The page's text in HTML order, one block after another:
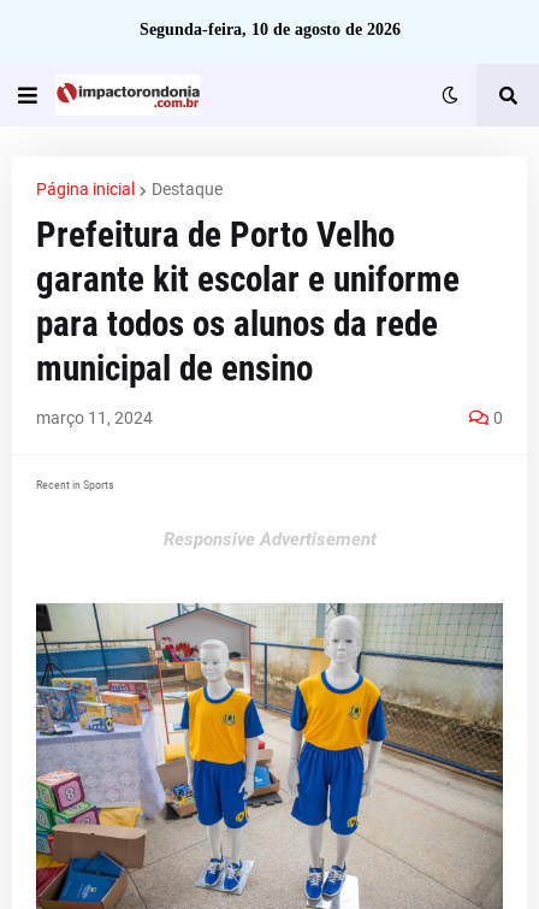
Segunda-feira, 10 de agosto de 2026
Página inicial Destaque
Prefeitura de Porto Velho
garante kit escolar e uniforme
para todos os alunos da rede
municipal de ensino
março 11, 2024 0
Recent in Sports
Responsive Advertisement